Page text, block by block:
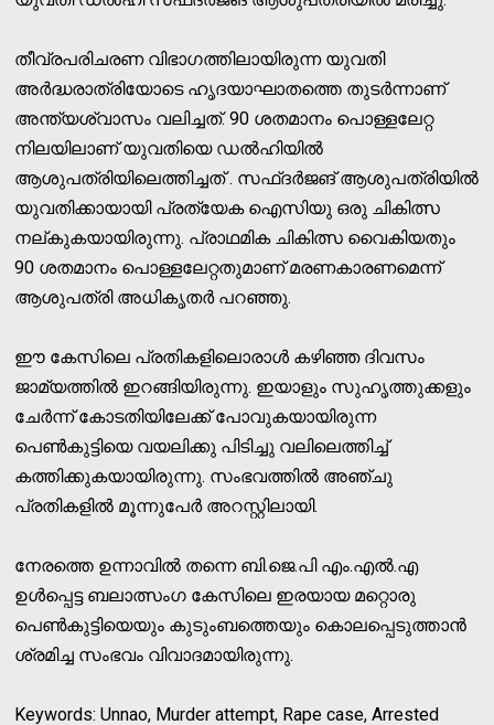
തീവ്രപരിചരണ വിഭാഗത്തിലായിരുന്ന യുവതി
അർദ്ധരാത്രിയോടെ ഹൃദയാഘാതത്തെ തുടർന്നാണ്
അന്ത്യശ്വാസം വലിച്ചത്. 90 ശതമാനം പൊള്ളലേറ്റ
നിലയിലാണ് യുവതിയെ ഡൽഹിയിൽ
ആശുപത്രിയിലെത്തിച്ചത് . സഫ്ദർജങ് ആശുപത്രിയിൽ
യുവതിക്കായായി പ്രത്യേക ഐസിയു ഒരു ചികിത്സ
നല്കുകയായിരുന്നു. പ്രാഥമിക ചികിത്സ വൈകിയതും
90 ശതമാനം പൊള്ളലേറ്റതുമാണ് മരണകാരണമെന്ന്
ആശുപത്രി അധികൃതർ പറഞ്ഞു.
ഈ കേസിലെ പ്രതികളിലൊരാള്‍ കഴിഞ്ഞ ദിവസം
ജാമ്യത്തില്‍ ഇറങ്ങിയിരുന്നു. ഇയാളും സുഹൃത്തുക്കളും
ചേര്‍ന്ന് കോടതിയിലേക്ക് പോവുകയായിരുന്ന
പെണ്‍കുട്ടിയെ വയലിക്കു പിടിച്ചു വലിലെത്തിച്ച്
കത്തിക്കുകയായിരുന്നു. സംഭവത്തില്‍ അഞ്ചു
പ്രതികളില്‍ മൂന്നുപേര്‍ അറസ്റ്റിലായി.
നേരത്തെ ഉന്നാവില്‍ തന്നെ ബി.ജെ.പി എം.എല്‍.എ
ഉള്‍പ്പെട്ട ബലാത്സംഗ കേസിലെ ഇരയായ മറ്റൊരു
പെണ്‍കുട്ടിയെയും കുടുംബത്തെയും കൊലപ്പെടുത്താന്‍
ശ്രമിച്ച സംഭവം വിവാദമായിരുന്നു.
Keywords: Unnao, Murder attempt, Rape case, Arrested